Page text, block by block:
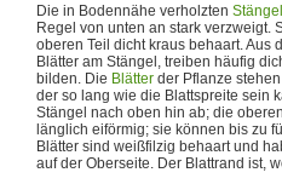
Die in Bodennähe verholzten Stängel
Regel von unten an stark verzweigt.
oberen Teil dicht kraus behaart. Aus
Blätter am Stängel, treiben häufig
bilden. Die Blätter der Pflanze
der so lang wie die Blattspreite sein
Stängel nach oben hin ab; die
länglich eiförmig; sie können bis zu
Blätter sind weißfilzig behaart und
auf der Oberseite. Der Blattrand ist,